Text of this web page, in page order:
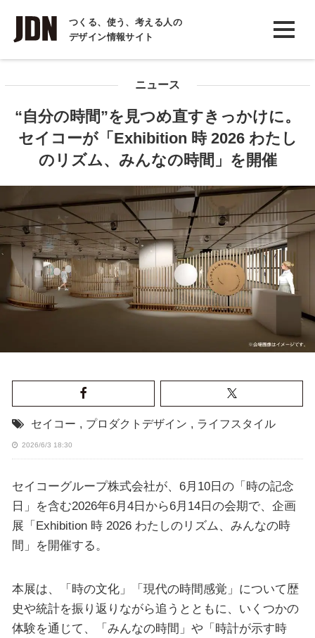
つくる、使う、考える人の
デザイン情報サイト
INTERVIEW
インタビュー
COLUMN
コラム
ニュース
“自分の時間”を見つめ直すきっかけに。
セイコーが「Exhibition 時 2026 わたし
のリズム、みんなの時間」を開催
セイコー , プロダクトデザイン , ライフスタイル
2026/6/3 18:30
セイコーグループ株式会社が、6月10日の「時の記念
日」を含む2026年6月4日から6月14日の会期で、企画
展「Exhibition 時 2026 わたしのリズム、みんなの時
間」を開催する。
本展は、「時の文化」「現代の時間感覚」について歴
史や統計を振り返りながら追うとともに、いくつかの
体験を通じて、「みんなの時間」や「時計が示す時